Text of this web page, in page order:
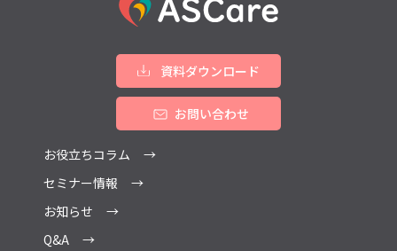
資料ダウンロード
お問い合わせ
お役立ちコラム
セミナー情報
お知らせ
Q&A